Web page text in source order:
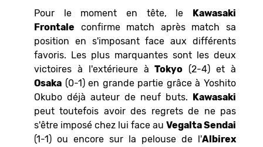
Pour le moment en tête, le Kawasaki
Frontale confirme match après match sa
position en s'imposant face aux différents
favoris. Les plus marquantes sont les deux
victoires à l'extérieure àTokyo (2-4) et à
Osaka (0-1) en grande partie grâce à Yoshito
Okubo déjà auteur de neuf buts. Kawasaki
peut toutefois avoir des regrets de ne pas
s'être imposé chez lui face au Vegalta Sendai
(1-1) ou encore sur la pelouse de l'Albirex